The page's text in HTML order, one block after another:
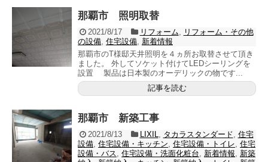
那覇市 照明取替
2021/8/17 リフォーム
リフォーム・その他
の設備 住宅設備 新着情報
那覇市のT様邸天井照明を４ヵ所お取替させて頂き
ました。 外してソケット付けてLEDシーリングを
設置 製品は日本製のオーデリックの物です...
記事を読む
那覇市 新築工事
2021/8/13 LIXIL タカラスタンダード 住宅
設備 住宅設備・キッチン 住宅設備・トイレ 住宅
設備・バス
住宅設備・洗面化粧台 新着情報
新築